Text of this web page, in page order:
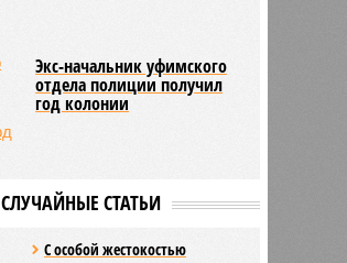
Экс-начальник уфимского
отдела полиции получил
год колонии
СЛУЧАЙНЫЕ СТАТЬИ
С особой жестокостью